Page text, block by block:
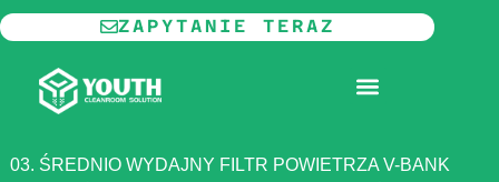
Przejdź
do
ZAPYTANIE TERAZ
03. ŚREDNIO WYDAJNY FILTR POWIETRZA V-BANK